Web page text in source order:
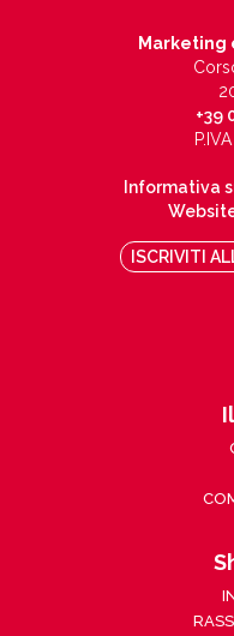
Marketing
+39
Informativa
ISCRIVITI